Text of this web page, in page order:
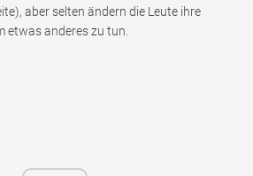
aber selten ändern die Leute ihre
etwas anderes zu tun.